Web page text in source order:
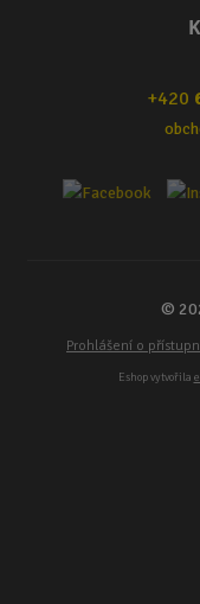
+420
©
Prohlášení o
Eshop vytvořila